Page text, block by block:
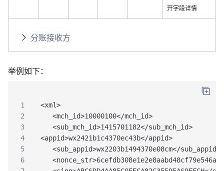
开字段详情
分账接收方
举例如下：
1
<xml>
2
<mch_id>10000100</mch_id>
3
<sub_mch_id>1415701182</sub_mch_id>
4
<appid>wx2421b1c4370ec43b</appid>
5
<sub_appid>wx2203b1494370e08cm</sub_appid>
6